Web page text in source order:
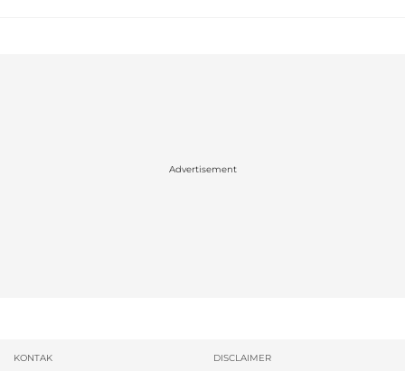
Advertisement
KONTAK DISCLAIMER